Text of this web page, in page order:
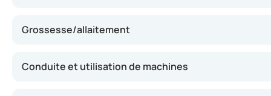
Grossesse/allaitement
Conduite et utilisation de machines